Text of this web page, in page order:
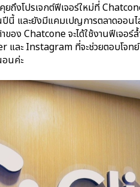
ถึงโปรเจกต์ฟีเจอร์ใหม่ที่
นี้ และยังมีแคมเปญการตลาดออ
อง Chatcone จะได้ใช้งานฟีเจอ
ละ Instagram ที่จะช่วยตอบโจท
นค่ะ